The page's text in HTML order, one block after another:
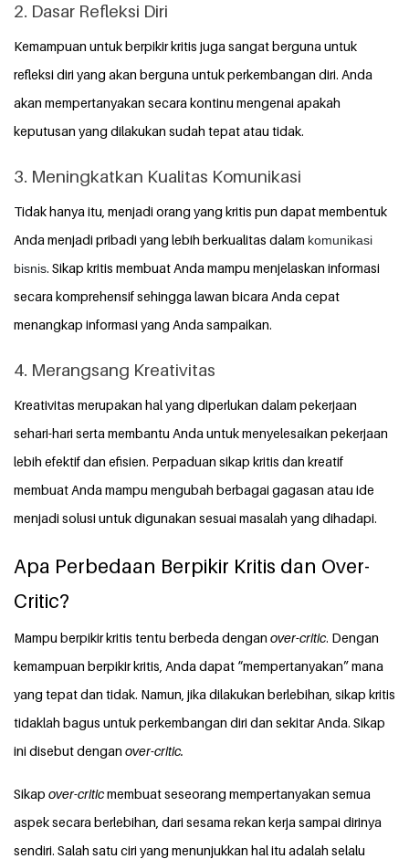
2. Dasar Refleksi Diri
Kemampuan untuk berpikir kritis juga sangat berguna untuk
refleksi diri yang akan berguna untuk perkembangan diri. Anda
akan mempertanyakan secara kontinu mengenai apakah
keputusan yang dilakukan sudah tepat atau tidak.
3. Meningkatkan Kualitas Komunikasi
Tidak hanya itu, menjadi orang yang kritis pun dapat membentuk
Anda menjadi pribadi yang lebih berkualitas dalam komunikasi
bisnis. Sikap kritis membuat Anda mampu menjelaskan informasi
secara komprehensif sehingga lawan bicara Anda cepat
menangkap informasi yang Anda sampaikan.
4. Merangsang Kreativitas
Kreativitas merupakan hal yang diperlukan dalam pekerjaan
sehari-hari serta membantu Anda untuk menyelesaikan pekerjaan
lebih efektif dan efisien. Perpaduan sikap kritis dan kreatif
membuat Anda mampu mengubah berbagai gagasan atau ide
menjadi solusi untuk digunakan sesuai masalah yang dihadapi.
Apa Perbedaan Berpikir Kritis dan Over-
Critic?
Mampu berpikir kritis tentu berbeda dengan over-critic. Dengan
kemampuan berpikir kritis, Anda dapat “mempertanyakan” mana
yang tepat dan tidak. Namun, jika dilakukan berlebihan, sikap kritis
tidaklah bagus untuk perkembangan diri dan sekitar Anda. Sikap
ini disebut dengan over-critic.
Sikap over-criticmembuat seseorang mempertanyakan semua
aspek secara berlebihan, dari sesama rekan kerja sampai dirinya
sendiri. Salah satu ciri yang menunjukkan hal itu adalah selalu